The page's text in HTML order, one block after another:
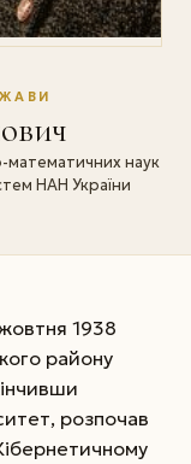
математичних наук
НАН України
1938
району
розпочав